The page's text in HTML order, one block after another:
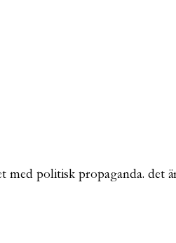
med politisk propaganda. det